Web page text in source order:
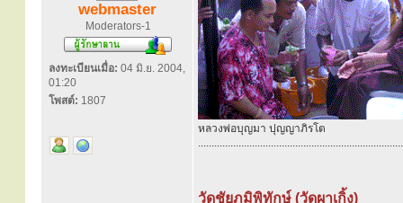
webmaster
Moderators-1
ลงทะเบียนเมื่อ: 04 มิ.ย. 2004,
01:20
โพสต์: 1807
หลวงพ่อบุญมา ปุญญาภิรโต
............................................................................
วัดชัยภูมิพิทักษ์ (วัดผาเกิ้ง)